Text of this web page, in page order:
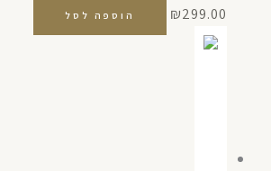
₪299.00 הוספה לסל